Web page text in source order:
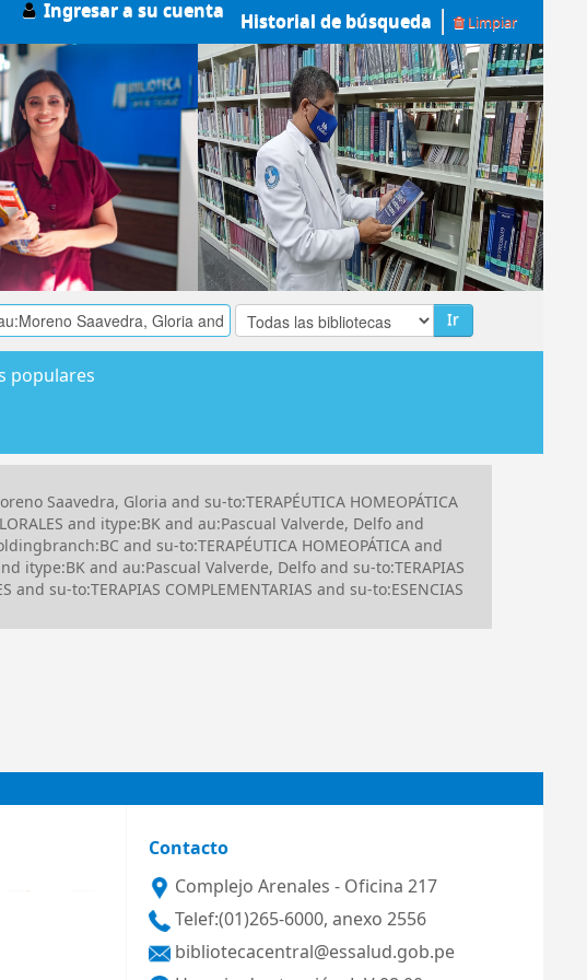
Ingresar a su cuenta Historial de búsqueda Limpiar
Ir
populares
Saavedra, Gloria and su-to:TERAPÉUTICA HOMEOPÁTICA
and itype:BK and au:Pascual Valverde, Delfo and
and su-to:TERAPÉUTICA HOMEOPÁTICA and
itype:BK and au:Pascual Valverde, Delfo and su-to:TERAPIAS
and su-to:TERAPIAS COMPLEMENTARIAS and su-to:ESENCIAS
Contacto
Complejo Arenales - Oficina 217
Telef:(01)265-6000, anexo 2556
bibliotecacentral@essalud.gob.pe